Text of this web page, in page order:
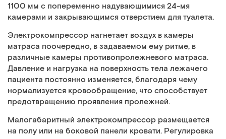
1100 мм с попеременно надувающимися 24-мя
камерами и закрывающимся отверстием для туалета.
Электрокомпрессор нагнетает воздух в камеры
матраса поочередно, в задаваемом ему ритме, в
различные камеры противопролежневого матраса.
Давление и нагрузка на поверхность тела лежачего
пациента постоянно изменяется, благодаря чему
нормализуется кровообращение, что способствует
предотвращению проявления пролежней.
Малогабаритный электрокомпрессор размещается
на полу или на боковой панели кровати. Регулировка